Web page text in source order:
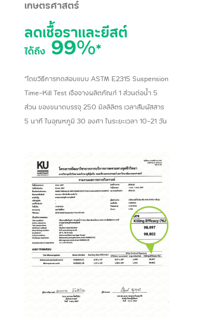
เกษตรศาสตร์
ลดเชื้อราและยีสต์
ได้ถึง 99%*
*โดยวิธีการทดสอบแบบ ASTM E2315 Suspension
Time-Kill Test เจือจางผลิตภัณฑ์ 1 ส่วนต่อน้ำ 5
ส่วน ของขนาดบรรจุ 250 มิลลิลิตร เวลาสัมผัสสาร
5 นาที ในอุณหภูมิ 30 องศา ในระยะเวลา 10-21 วัน